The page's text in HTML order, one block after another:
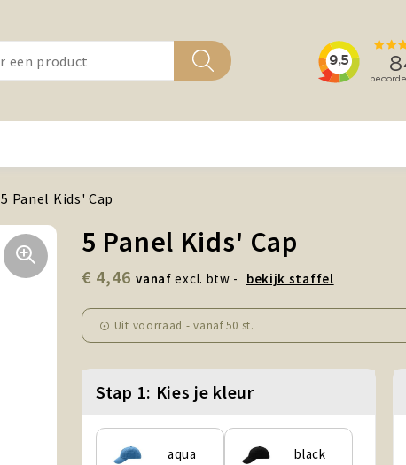
5 Panel Kids' Cap
5 Panel Kids' Cap
€ 4,46 vanaf excl. btw - bekijk staffel
Uit voorraad -vanaf50 st.
Stap 1: Kies je kleur
aqua black